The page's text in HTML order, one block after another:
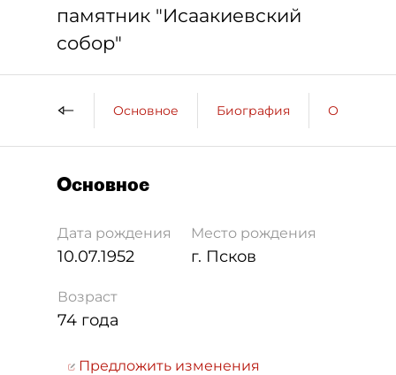
памятник "Исаакиевский
собор"
Основное Биография
Основное
Дата рождения
10.07.1952
Место рождения
г. Псков
Возраст
74 года
Предложить изменения